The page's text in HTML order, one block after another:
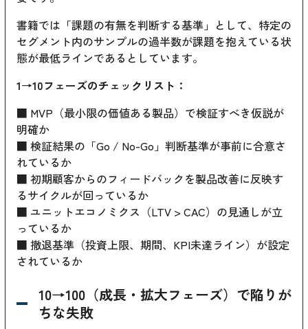
書籍では「課題の有無を判断する基準」として、特定の
セグメント内のサンプルの過半数が課題を抱えている状
態が最低ラインであるとしています。
1→10フェーズのチェックリスト：
■ MVP（最小限の価値ある製品）で検証すべき仮説が
明確か
■ 検証結果の「Go / No-Go」判断基準が事前に合意さ
れているか
■ 初期顧客からのフィードバックを製品改善に反映す
るサイクルが回っているか
■ ユニットエコノミクス（LTV > CAC）の見通しが立
っているか
■ 撤退基準（投資上限、期間、KPI未達ライン）が設定
されているか
10→100（成長・拡大フェーズ）で陥りが
ちな失敗